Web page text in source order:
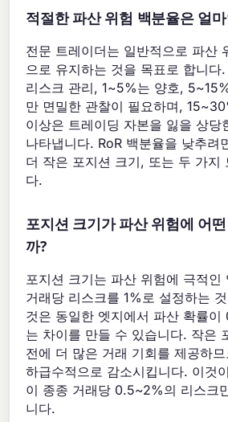
적절한 파산 위험 백분율은 얼
전문 트레이더는 일반적으로 파산
으로 유지하는 것을 목표로 합니다
리스크 관리, 1~5%는 양호,
만 면밀한 관찰이 필요하며,
이상은 트레이딩 자본을 잃을 상당
나타냅니다. RoR 백분율을 낮추려
더 작은 포지션 크기, 또는 두 가지
다.
포지션 크기가 파산 위험에 어
까?
포지션 크기는 파산 위험에 극적인
거래당 리스크를 1%로 설정하는
것은 동일한 엣지에서 파산 확률
는 차이를 만들 수 있습니다. 작은
전에 더 많은 거래 기회를 제공하
하급수적으로 감소시킵니다. 이것
이 종종 거래당 0.5~2%의 리스크
니다.